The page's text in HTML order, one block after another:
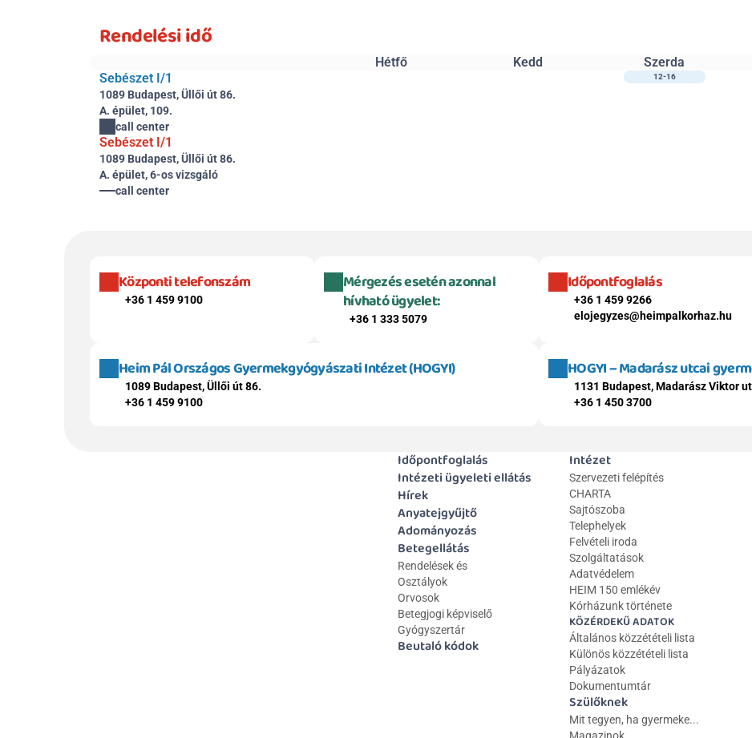
Rendelési idő
Hétfő Kedd Szerda
Sebészet I/1
1089 Budapest, Üllői út 86.
A. épület, 109.
call center
12-16
Sebészet I/1
1089 Budapest, Üllői út 86.
A. épület, 6-os vizsgáló
call center
Központi telefonszám
+36 1 459 9100
Mérgezés esetén azonnal
hívható ügyelet:
+36 1 333 5079
Időpontfoglalás
+36 1 459 9266
elojegyzes@heimpalkorhaz.hu
Heim Pál Országos Gyermekgyógyászati Intézet (HOGYI)
1089 Budapest, Üllői út 86.
+36 1 459 9100
HOGYI – Madarász utcai
1131 Budapest, Madarász Viktor
+36 1 450 3700
Időpontfoglalás
Intézeti ügyeleti ellátás
Hírek
Anyatejgyűjtő
Adományozás
Betegellátás
Rendelések és
Osztályok
Orvosok
Betegjogi képviselő
Gyógyszertár
Beutaló kódok
Intézet
Szervezeti felépítés
CHARTA
Sajtószoba
Telephelyek
Felvételi iroda
Szolgáltatások
Adatvédelem
HEIM 150 emlékév
Kórházunk története
KÖZÉRDEKŰ ADATOK
Általános közzétételi lista
Különös közzétételi lista
Pályázatok
Dokumentumtár
Szülőknek
Mit tegyen, ha gyermeke...